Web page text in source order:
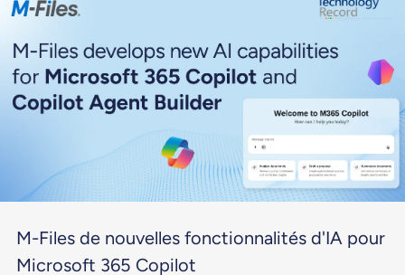
M-Files de nouvelles fonctionnalités d'IA pour
Microsoft 365 Copilot